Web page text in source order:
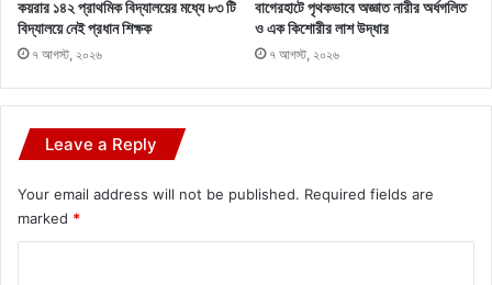
কয়রার ১৪২ প্রাথমিক বিদ্যালয়ের মধ্যে ৮৩ টি
বিদ্যালয়ে নেই প্রধান শিক্ষক
৭ আগস্ট, ২০২৬
বাগেরহাটে পৃথকভাবে অজ্ঞাত নারীর অর্ধগলিত
ও এক কিশোরীর লাশ উদ্ধার
৭ আগস্ট, ২০২৬
Leave a Reply
Your email address will not be published. Required fields are
marked *